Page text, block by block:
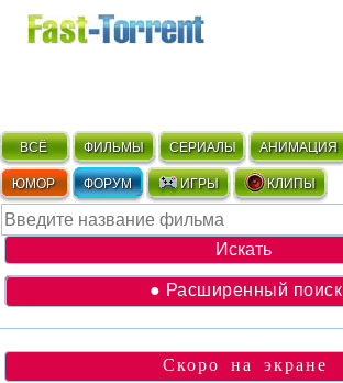
ВСЁ ФИЛЬМЫ СЕРИАЛЫ АНИМАЦИЯ
ЮМОР ФОРУМ ИГРЫ КЛИПЫ
● Расширенный поиск
Скоро на экране